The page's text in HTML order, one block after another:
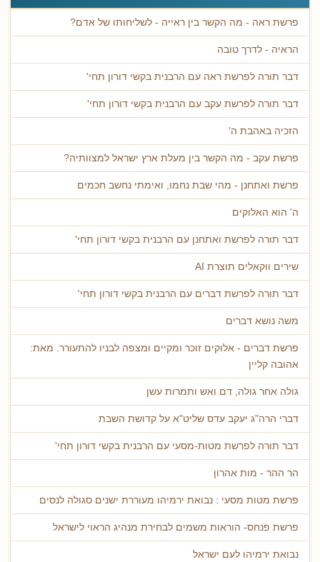
פרשת ראה - מה הקשר בין ראייה - לשליחותו של אדם?
הראיה - לדרך טובה
דבר תורה לפרשת ראה עם הרבנית בקשי דורון תחי'
דבר תורה לפרשת עקב עם הרבנית בקשי דורון תחי'
הזכיה באהבת ה'
פרשת עקב - מה הקשר בין מעלת ארץ ישראל למצוותיה?
פרשת ואתחנן - מהי שבת נחמו, ואימתי נחשב חכמים
ה' הוא האלוקים
דבר תורה לפרשת ואתחנן עם הרבנית בקשי דורון תחי'
שירים ווקאלים תוצרת AI
דבר תורה לפרשת דברים עם הרבנית בקשי דורון תחי'
משה נושא דברים
פרשת דברים - אלוקים זוכר ומקיים ומצפה לבניו להתעורר. מאת:
אהובה קליין
גולה אחר גולה, דם ואש ותמרות עשן
דברי הרה"ג יעקב עדס שליט"א על קדושת השבת
דבר תורה לפרשת מטות-מסעי עם הרבנית בקשי דורון תחי'
הר ההר - מות אהרון
פרשת מטות מסעי : נבואת ירמיהו מעוררת ישנים סגולה לנסים
פרשת פנחס- הוראות משמים לבחירת מנהיג הראוי לישראל
נבואת ירמיהו לעם ישראל